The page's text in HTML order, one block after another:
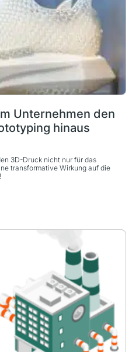
Unternehmen den
hinaus
3D-Druck nicht nur für das
transformative Wirkung auf die